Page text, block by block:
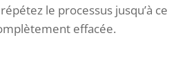
le processus jusqu’à ce
effacée.